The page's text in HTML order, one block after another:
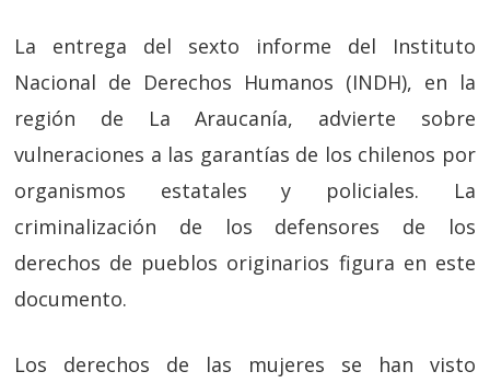
La entrega del sexto informe del Instituto
Nacional de Derechos Humanos (INDH), en la
región de La Araucanía, advierte sobre
vulneraciones a las garantías de los chilenos por
organismos estatales y policiales. La
criminalización de los defensores de los
derechos de pueblos originarios figura en este
documento.
Los derechos de las mujeres se han visto